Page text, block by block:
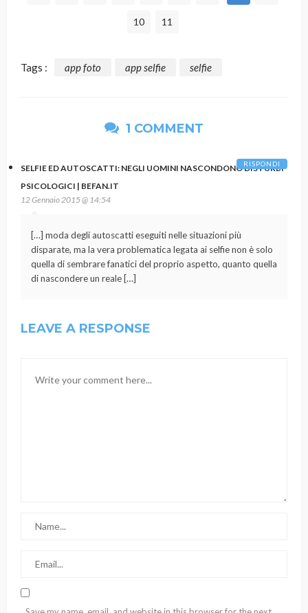
10 11
Tags : app foto app selfie selfie
1 COMMENT
SELFIE ED AUTOSCATTI: NEGLI UOMINI NASCONDONO DISTURBI
PSICOLOGICI | BEFAN.IT
12 Gennaio 2015 @ 14:54
[…] moda degli autoscatti eseguiti nelle situazioni più
disparate, ma la vera problematica legata ai selfie non è solo
quella di sembrare fanatici del proprio aspetto, quanto quella
di nascondere un reale […]
RISPONDI
LEAVE A RESPONSE